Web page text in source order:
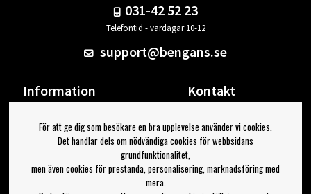
031-42 52 23
Telefontid - vardagar 10-12
support@bengans.se
Information
Om Bengans
FAQ / Köp- & Leveransvillkor
Kontakt
Din sida
Logga ut
Jag vill ha tips från Bengans
För att ge dig som besökare en bra upplevelse använder vi cookies.
Det handlar dels om nödvändiga cookies för webbsidans
grundfunktionalitet,
men även cookies för prestanda, personalisering, marknadsföring med
mera.